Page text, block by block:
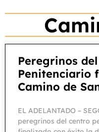
Peregrinos
Penitenciario
Camino de
EL ADELANTADO –
peregrinos del centro